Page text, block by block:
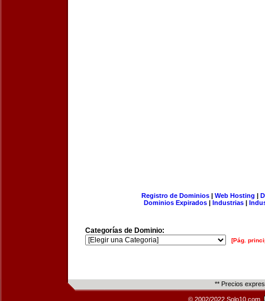
Registro de Dominios| Web Hosting |
Dominios Expirados | Industrias |
Categorías de Dominio:
[Pág.
** Precios
© 2002/2022 Solo10.com